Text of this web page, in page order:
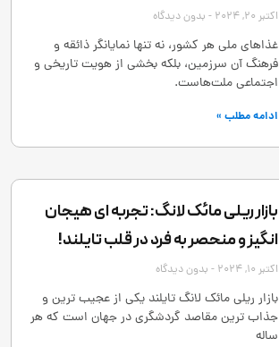
اکتبر 20, 2024 بدون دیدگاه
غذاهای ملی هر کشور، نه تنها نمایانگر ذائقه و
فرهنگ آن سرزمین، بلکه بخشی از هویت تاریخی و
اجتماعی ملت‌هاست.
ادامه مطلب »
بازار ریلی مائک لانگ: تجربه ‌ای هیجان
‌انگیز و منحصر به‌ فرد در قلب تایلند!
اکتبر 10, 2024 بدون دیدگاه
بازار ریلی مائک لانگ تایلند یکی از عجیب ‌ترین و
جذاب ‌ترین مقاصد گردشگری در جهان است که هر
ساله